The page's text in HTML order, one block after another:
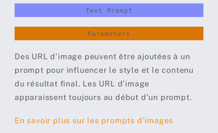
Text Prompt
Parameters
Des URL d’image peuvent être ajoutées à un
prompt pour influencer le style et le contenu
du résultat final. Les URL d’image
apparaissent toujours au début d’un prompt.
En savoir plus sur les prompts d’images